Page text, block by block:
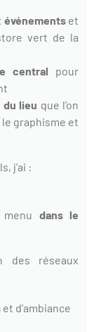
événementset
vert de la
central pour
lieu que l’on
graphisme et
j’ai :
dans le
des réseaux
et d’ambiance